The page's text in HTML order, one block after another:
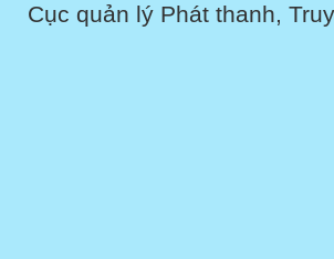
Cục quản lý Phát thanh,